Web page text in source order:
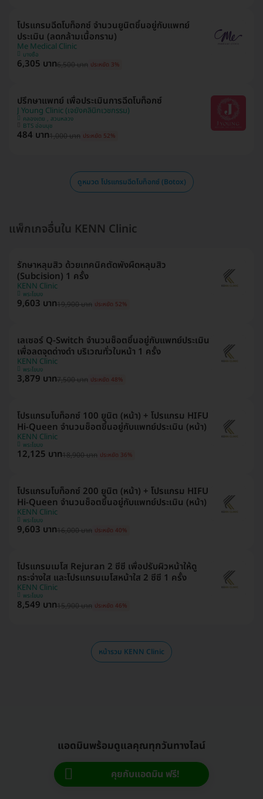
โปรแกรมฉีดโบท็อกซ์ จำนวนยูนิตขึ้นอยู่กับแพทย์
ประเมิน (ลดกล้ามเนื้อกราม)
Me Medical Clinic
บางซื่อ
6,305 บาท6,500 บาท ประหยัด 3%
ปรึกษาแพทย์ เพื่อประเมินการฉีดโบท็อกซ์
J Young Clinic (เจยังคลินิกเวชกรรม)
คลองเตย , สวนหลวง
BTS อ่อนนุช
484 บาท1,000 บาท ประหยัด 52%
ดูหมวด โปรแกรมฉีดโบท็อกซ์ (Botox)
แพ็กเกจอื่นใน KENN Clinic
รักษาหลุมสิว ด้วยเทคนิคตัดพังผืดหลุมสิว
(Subcision) 1 ครั้ง
KENN Clinic
พระโขนง
9,603 บาท19,900 บาท ประหยัด 52%
เลเซอร์ Q-Switch จำนวนช็อตขึ้นอยู่กับแพทย์ประเมิน
เพื่อลดจุดด่างดำ บริเวณทั่วใบหน้า 1 ครั้ง
KENN Clinic
พระโขนง
3,879 บาท7,500 บาท ประหยัด 48%
โปรแกรมโบท็อกซ์ 100 ยูนิต (หน้า) + โปรแกรม HIFU
Hi-Queen จำนวนช็อตขึ้นอยู่กับแพทย์ประเมิน (หน้า)
KENN Clinic
พระโขนง
12,125 บาท18,900 บาท ประหยัด 36%
โปรแกรมโบท็อกซ์ 200 ยูนิต (หน้า) + โปรแกรม HIFU
Hi-Queen จำนวนช็อตขึ้นอยู่กับแพทย์ประเมิน (หน้า)
KENN Clinic
พระโขนง
9,603 บาท16,000 บาท ประหยัด 40%
โปรแกรมเมโส Rejuran 2 ซีซี เพื่อปรับผิวหน้าให้ดู
กระจ่างใส และโปรแกรมเมโสหน้าใส 2 ซีซี 1 ครั้ง
KENN Clinic
พระโขนง
8,549 บาท15,900 บาท ประหยัด 46%
หน้ารวม KENN Clinic
แอดมินพร้อมดูแลคุณทุกวันทางไลน์
คุยกับแอดมิน ฟรี!